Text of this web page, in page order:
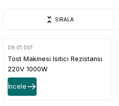
SIRALA
09.01.001
Tost Makinesi Isıtıcı Rezistansı
220V 1000W
İncele